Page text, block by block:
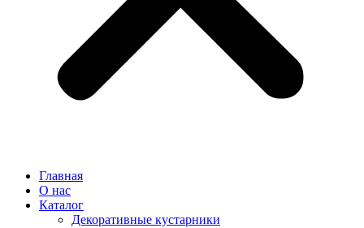
Главная
О нас
Каталог
Декоративные кустарники